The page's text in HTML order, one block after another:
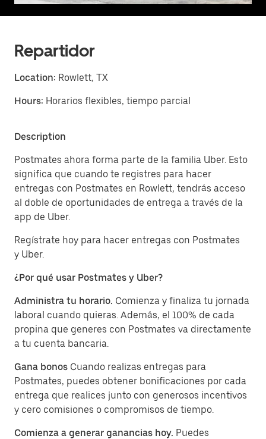
Repartidor
Location: Rowlett, TX
Hours: Horarios flexibles, tiempo parcial
Description
Postmates ahora forma parte de la familia Uber. Esto
significa que cuando te registres para hacer
entregas con Postmates en Rowlett, tendrás acceso
al doble de oportunidades de entrega a través de la
app de Uber.
Regístrate hoy para hacer entregas con Postmates
y Uber.
¿Por qué usar Postmates y Uber?
Administra tu horario. Comienza y finaliza tu jornada
laboral cuando quieras. Además, el 100% de cada
propina que generes con Postmates va directamente
a tu cuenta bancaria.
Gana bonos Cuando realizas entregas para
Postmates, puedes obtener bonificaciones por cada
entrega que realices junto con generosos incentivos
y cero comisiones o compromisos de tiempo.
Comienza a generar ganancias hoy. Puedes